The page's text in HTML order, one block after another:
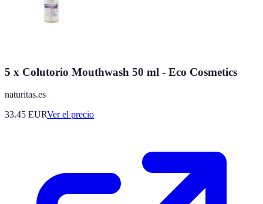
5 x Colutorio Mouthwash 50 ml - Eco Cosmetics
naturitas.es
33.45 EURVer el precio